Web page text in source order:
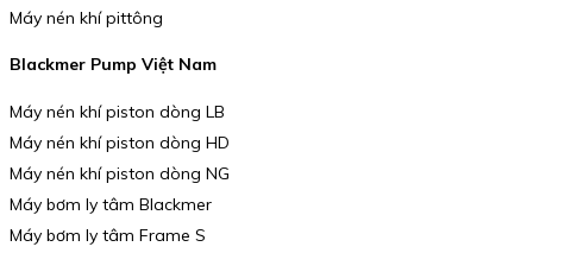
Máy nén khí pittông
Blackmer Pump Việt Nam
Máy nén khí piston dòng LB
Máy nén khí piston dòng HD
Máy nén khí piston dòng NG
Máy bơm ly tâm Blackmer
Máy bơm ly tâm Frame S